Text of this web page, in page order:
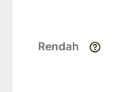
Rendah